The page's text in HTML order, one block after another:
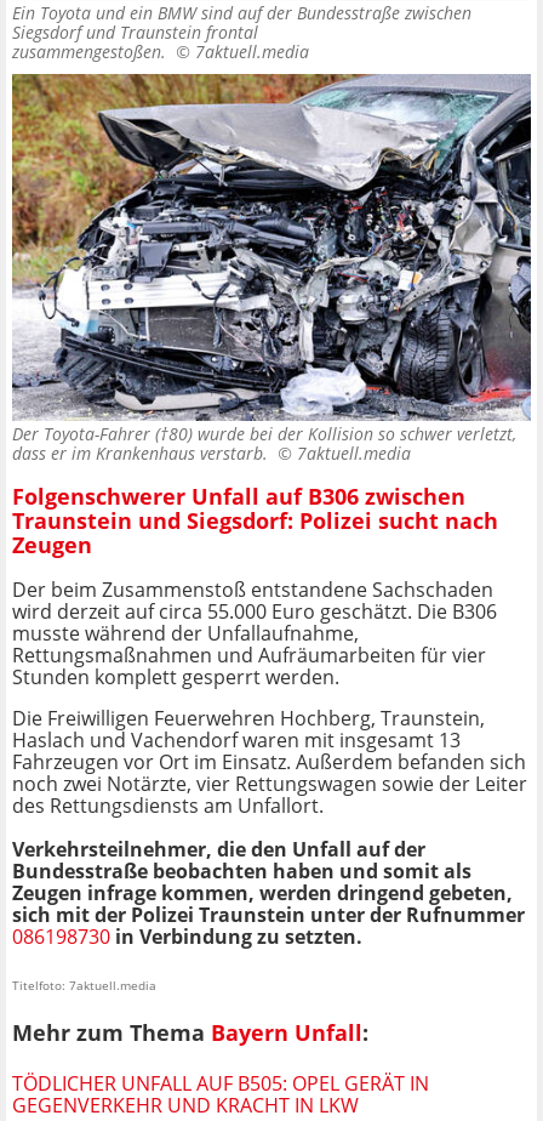
Ein Toyota und ein BMW sind auf der Bundesstraße zwischen
Siegsdorf und Traunstein frontal
zusammengestoßen. © 7aktuell.media
Der Toyota-Fahrer (†80) wurde bei der Kollision so schwer verletzt,
dass er im Krankenhaus verstarb. © 7aktuell.media
Folgenschwerer Unfall auf B306 zwischen
Traunstein und Siegsdorf: Polizei sucht nach
Zeugen
Der beim Zusammenstoß entstandene Sachschaden
wird derzeit auf circa 55.000 Euro geschätzt. Die B306
musste während der Unfallaufnahme,
Rettungsmaßnahmen und Aufräumarbeiten für vier
Stunden komplett gesperrt werden.
Die Freiwilligen Feuerwehren Hochberg, Traunstein,
Haslach und Vachendorf waren mit insgesamt 13
Fahrzeugen vor Ort im Einsatz. Außerdem befanden sich
noch zwei Notärzte, vier Rettungswagen sowie der Leiter
des Rettungsdiensts am Unfallort.
Verkehrsteilnehmer, die den Unfall auf der
Bundesstraße beobachten haben und somit als
Zeugen infrage kommen, werden dringend gebeten,
sich mit der Polizei Traunstein unter der Rufnummer
086198730 in Verbindung zu setzten.
Titelfoto: 7aktuell.media
Mehr zum Thema Bayern Unfall:
TÖDLICHER UNFALL AUF B505: OPEL GERÄT IN
GEGENVERKEHR UND KRACHT IN LKW